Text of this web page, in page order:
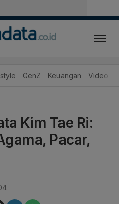
GenZ Keuangan Video
Kim Tae Ri:
Pacar,